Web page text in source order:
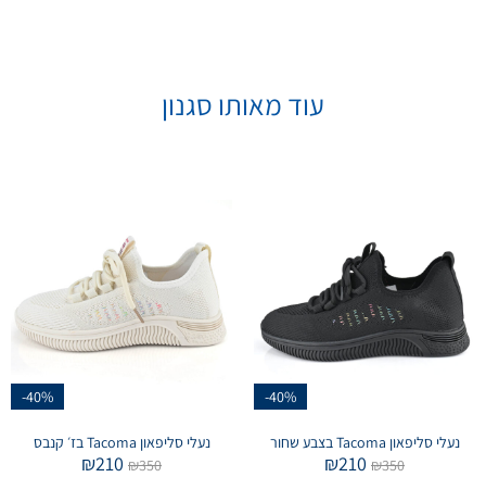
עוד מאותו סגנון
-40%
נעלי סליפאון Tacoma בצבע שחור
₪350
₪210
-40%
נעלי סליפאון Tacoma בז׳ קנבס
₪350
₪210